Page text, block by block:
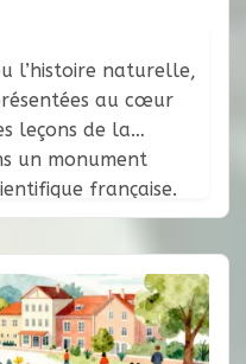
l’histoire naturelle,
au cœur
leçons de la
un monument
française.
siècle entreprit de